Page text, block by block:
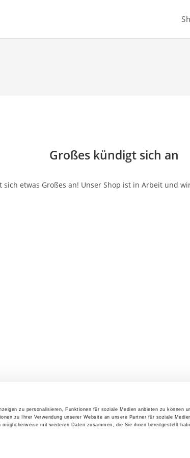
zu personalisieren, Funktionen für soziale Medien anbieten zu können
zu Ihrer Verwendung unserer Website an unsere Partner für soziale
mit weiteren Daten zusammen, die Sie ihnen bereitgestellt
Großes kündigt sich an
sich etwas Großes an! Unser Shop ist in Arbeit und